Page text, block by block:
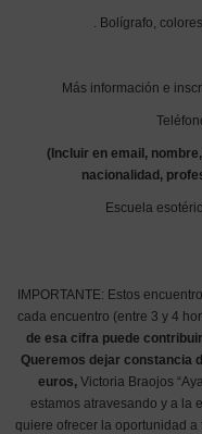
. Bolígrafo,
Más información e
(Incluir en email,
nacionalidad,
Escuela
IMPORTANTE: Estos
cada encuentro (entre 3 y 4
de esa cifra puede
Queremos dejar constancia
euros, Victoria Braojos
estamos atravesando y a la
quiere ofrecer la oportunidad